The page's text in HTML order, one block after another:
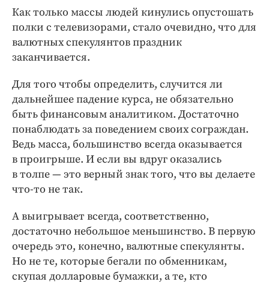
Как только массы людей кинулись опустошать
полки с телевизорами, стало очевидно, что для
валютных спекулянтов праздник
заканчивается.
Для того чтобы определить, случится ли
дальнейшее падение курса, не обязательно
быть финансовым аналитиком. Достаточно
понаблюдать за поведением своих сограждан.
Ведь масса, большинство всегда оказывается
в проигрыше. И если вы вдруг оказались
в толпе — это верный знак того, что вы делаете
что-то не так.
А выигрывает всегда, соответственно,
достаточно небольшое меньшинство. В первую
очередь это, конечно, валютные спекулянты.
Но не те, которые бегали по обменникам,
скупая долларовые бумажки, а те, кто